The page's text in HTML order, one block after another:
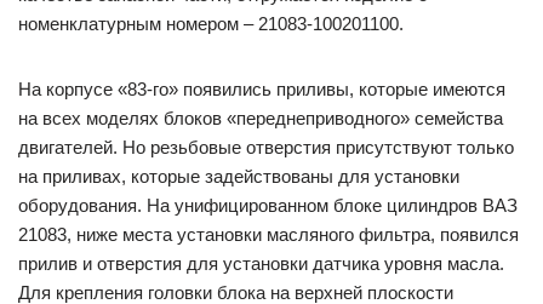
номенклатурным номером – 21083-100201100.
На корпусе «83-го» появились приливы, которые имеются
на всех моделях блоков «переднеприводного» семейства
двигателей. Но резьбовые отверстия присутствуют только
на приливах, которые задействованы для установки
оборудования. На унифицированном блоке цилиндров ВАЗ
21083, ниже места установки масляного фильтра, появился
прилив и отверстия для установки датчика уровня масла.
Для крепления головки блока на верхней плоскости